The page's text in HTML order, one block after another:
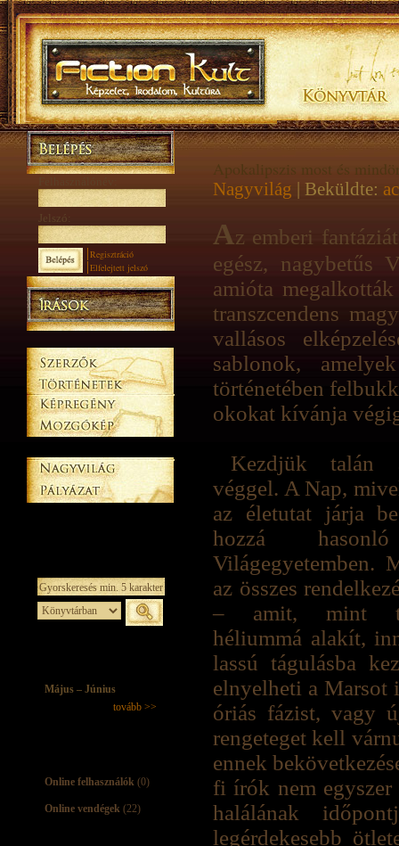
Jelszó:
Regisztráció
Elfelejtett jelszó
Május – Június
tovább >>
Online felhasználók (0)
Online vendégek (22)
Apokalipszis most és
Nagyvilág | Beküldte:
Az emberi
egész, nagybetűs
amióta
transzcendens
vallásos
sablonok,
történetében
okokat kívánja
Kezdjük talán
véggel. A Nap,
az életutat járja
hozzá
Világegyetemben.
az összes
– amit, mint
héliummá alakít,
lassú tágulásba
elnyelheti a Marsot
óriás fázist, vagy
rengeteget kell
ennek
fi írók nem
halálának
legérdekesebb